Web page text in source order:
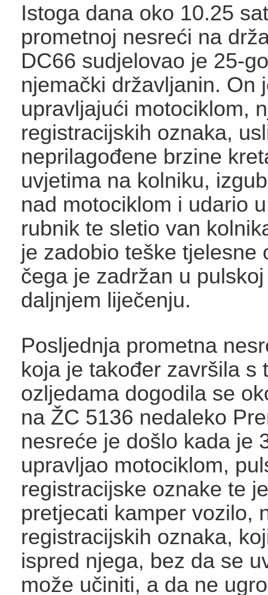
Istoga dana oko 10.25
prometnoj nesreći na
DC66 sudjelovao je 25-
njemački državljanin. On
upravljajući motociklom,
registracijskih oznaka,
neprilagođene brzine
uvjetima na kolniku,
nad motociklom i udario
rubnik te sletio van
je zadobio teške tjelesne
čega je zadržan u
daljnjem liječenju.
Posljednja prometna
koja je također završila s
ozljedama dogodila se
na ŽC 5136 nedaleko
nesreće je došlo kada je
upravljao motociklom,
registracijske oznake te
pretjecati kamper vozilo,
registracijskih oznaka,
ispred njega, bez da se
može učiniti, a da ne